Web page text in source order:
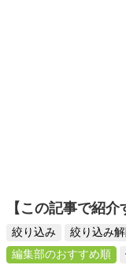
【この記事で紹介
絞り込み
絞り込み
編集部のおすすめ順